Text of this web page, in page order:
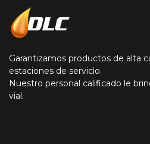
Garantizamos productos de alta
estaciones de servicio.
Nuestro personal calificado le
vial.